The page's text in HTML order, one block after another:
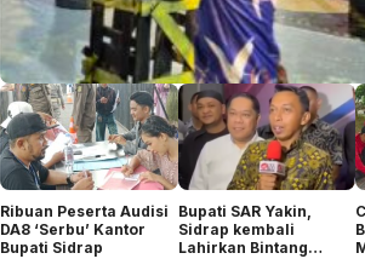
Ribuan Peserta Audisi
DA8 ‘Serbu’ Kantor
Bupati Sidrap
Bupati SAR Yakin,
Sidrap kembali
Lahirkan Bintang